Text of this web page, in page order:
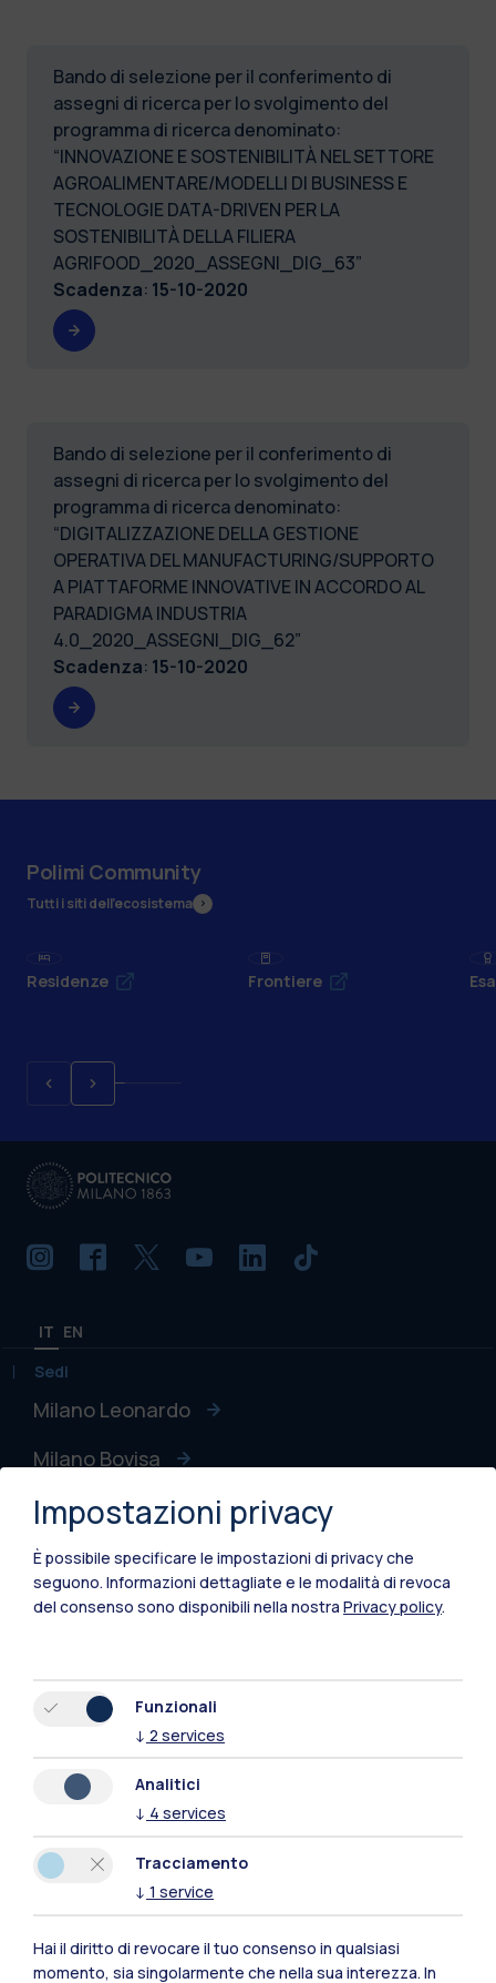
Bando di selezione per il conferimento di
assegni di ricerca per lo svolgimento del
programma di ricerca denominato:
“INNOVAZIONE E SOSTENIBILITÀ NEL SETTORE
AGROALIMENTARE/MODELLI DI BUSINESS E
TECNOLOGIE DATA-DRIVEN PER LA
SOSTENIBILITÀ DELLA FILIERA
AGRIFOOD_2020_ASSEGNI_DIG_63”
Scadenza: 15-10-2020
Bando di selezione per il conferimento di
assegni di ricerca per lo svolgimento del
programma di ricerca denominato:
“DIGITALIZZAZIONE DELLA GESTIONE
OPERATIVA DEL MANUFACTURING/SUPPORTO
A PIATTAFORME INNOVATIVE IN ACCORDO AL
PARADIGMA INDUSTRIA
4.0_2020_ASSEGNI_DIG_62”
Scadenza: 15-10-2020
Polimi Community
Tutti i siti dell’ecosistema
Residenze Frontiere
IT EN
Sedi
Milano Leonardo
Milano Bovisa
Cremona
Lecco
Mantova
Xi'an
Naviga il sito
Contattaci
Impostazioni privacy
È possibile specificare le impostazioni di privacy che
seguono. Informazioni dettagliate e le modalità di revoca
del consenso sono disponibili nella nostra Privacy policy.
Funzionali
↓ 2 services
Analitici
↓ 4 services
Tracciamento
↓ 1 service
Hai il diritto di revocare il tuo consenso in qualsiasi
momento, sia singolarmente che nella sua interezza. In